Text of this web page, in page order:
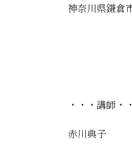
神奈川県鎌倉
・・・講師・
赤川典子